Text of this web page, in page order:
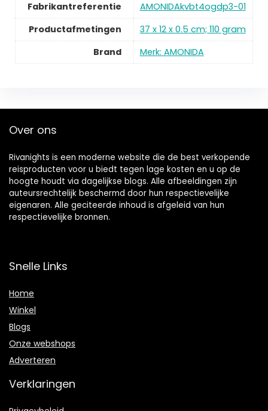
Fabrikantreferentie
AMONIDAkvbt4ogdp3-01
Productafmetingen
37 x 12 x 0.5 cm; 110 gram
Brand
Merk: AMONIDA
Over ons
Rivanights is een moderne website die de best verkopende
reisproducten voor u biedt tegen lage kosten en u op de
hoogte houdt via dagelijkse blogs. Alle afbeeldingen zijn
auteursrechtelijk beschermd door hun respectievelijke
eigenaren. Alle geciteerde inhoud is afgeleid van hun
respectievelijke bronnen.
Snelle Links
Home
Winkel
Blogs
Onze webshops
Adverteren
Verklaringen